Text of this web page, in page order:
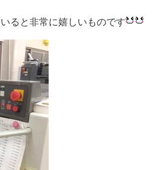
ると非常に嬉しいものです